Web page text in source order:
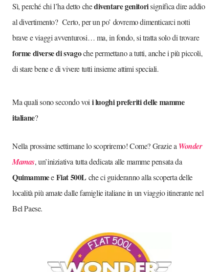
Sì, perché chi l’ha detto chediventare genitorisignifica dire addio
al divertimento? Certo, per un po’ dovremo dimenticarci notti
brave e viaggi avventurosi… ma, in fondo, si tratta solo di trovare
forme diverse di svagoche permettano a tutti, anche i più piccoli,
di stare bene e di vivere tutti insieme attimi speciali.
Ma quali sono secondo voi i luoghi preferiti delle mamme
italiane?
Nella prossime settimane lo scopriremo! Come? Grazie a Wonder
Mamas, un’iniziativa tutta dedicata alle mamme pensata da
QuimammeeFiat 500L che ci guideranno alla scoperta delle
località più amate dalle famiglie italiane in un viaggio itinerante nel
Bel Paese.